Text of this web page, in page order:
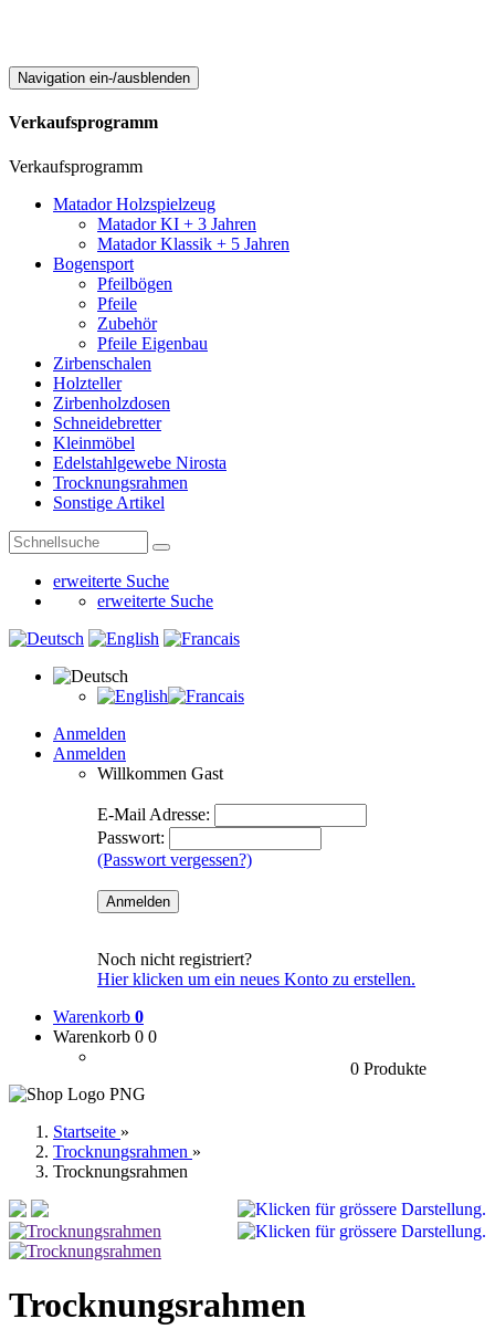
Navigation ein-/ausblenden
Verkaufsprogramm
Verkaufsprogramm
Matador Holzspielzeug
Matador KI + 3 Jahren
Matador Klassik + 5 Jahren
Bogensport
Pfeilbögen
Pfeile
Zubehör
Pfeile Eigenbau
Zirbenschalen
Holzteller
Zirbenholzdosen
Schneidebretter
Kleinmöbel
Edelstahlgewebe Nirosta
Trocknungsrahmen
Sonstige Artikel
erweiterte Suche
erweiterte Suche
Anmelden
Anmelden
Willkommen Gast
E-Mail Adresse:
Passwort:
(Passwort vergessen?)
Noch nicht registriert?
Hier klicken um ein neues Konto zu erstellen.
Warenkorb 0
Warenkorb 0 0
0 Produkte
Startseite »
Trocknungsrahmen »
Trocknungsrahmen
Trocknungsrahmen